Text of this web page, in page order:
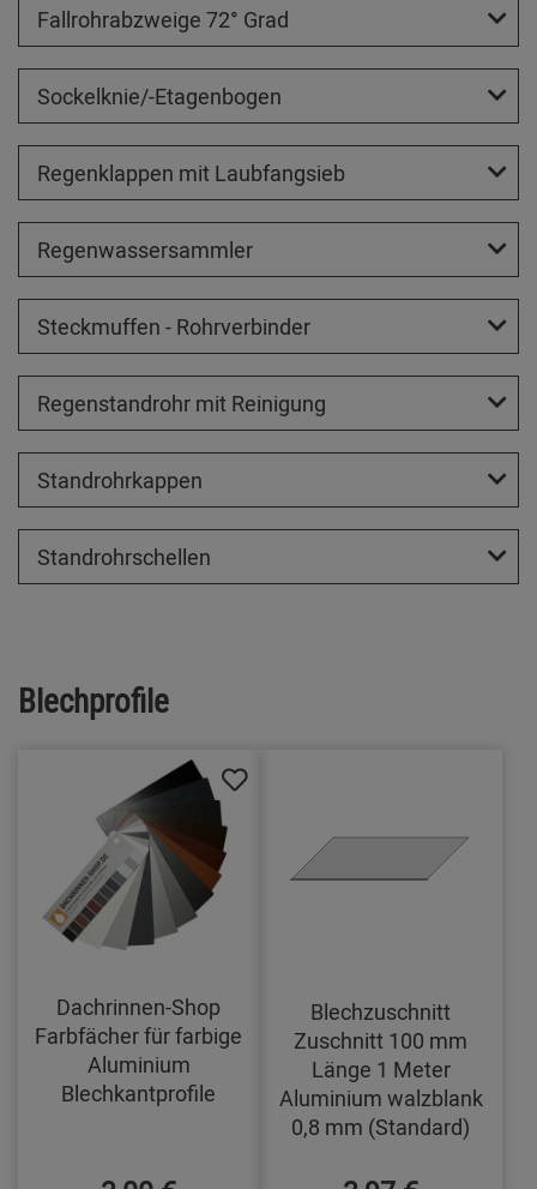
Fallrohrabzweige 72° Grad
Sockelknie/-Etagenbogen
Regenklappen mit Laubfangsieb
Regenwassersammler
Steckmuffen - Rohrverbinder
Regenstandrohr mit Reinigung
Standrohrkappen
Standrohrschellen
Blechprofile
Dachrinnen-Shop
Farbfächer für farbige
Aluminium
Blechkantprofile
Blechzuschnitt
Zuschnitt 100 mm
Länge 1 Meter
Aluminium walzblank
0,8 mm (Standard)